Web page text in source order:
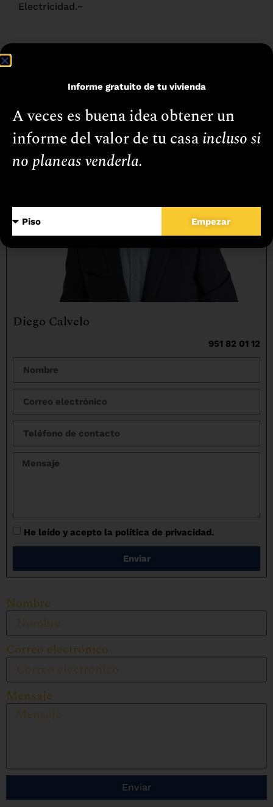
Electricidad.~
Diego Calvelo
951 82 01 12
He leído y acepto la política de privacidad.
Enviar
Nombre
Correo electrónico
Mensaje
Enviar
Informe gratuito de tu vivienda
A veces es buena idea obtener un
informe del valor de tu casaincluso si
no planeas venderla.
Empezar